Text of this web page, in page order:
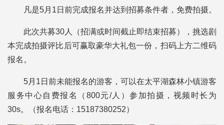
凡是5月1日前完成报名并达到招募条件者，免费拍摄。
此次共募30人（招满或时间截止即结束招募），挑选剧
本完成拍摄评比后可赢取豪华大礼包一份，扫码上方二维码
报名。
5月1日前未能报名的游客，可以在太平湖森林小镇游客
服务中心自费报名（800元/人）参加拍摄，视频时长为
30s。（报名电话：15187380252）